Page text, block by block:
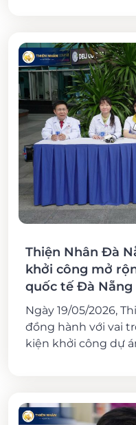
Thiện Nhân Đà
khởi công mở
quốc tế Đà Nẵng
Ngày 19/05/2026,
đồng hành với vai
kiện khởi công dự